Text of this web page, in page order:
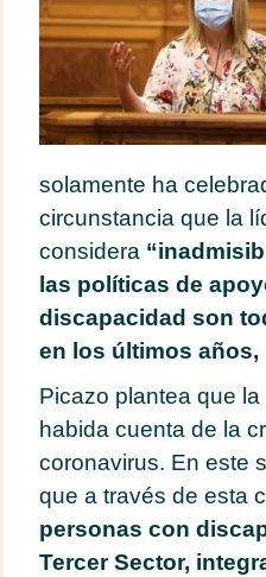
solamente ha
circunstancia que la
considera
las políticas de
discapacidad son
en los últimos años,
Picazo plantea que
habida cuenta de la
coronavirus. En este
que a través de esta
personas con
Tercer Sector,